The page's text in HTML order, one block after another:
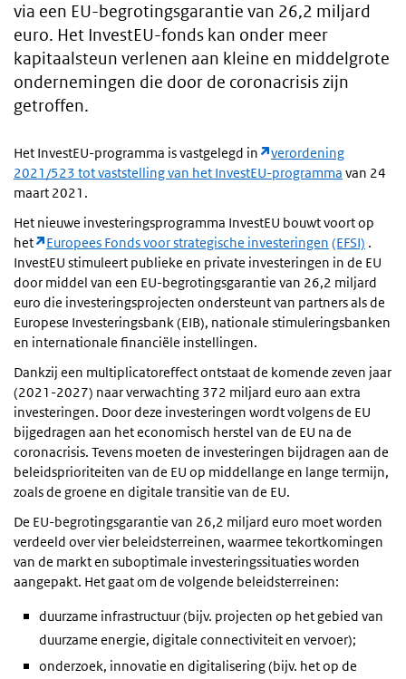
via een EU-begrotingsgarantie van 26,2 miljard
euro. Het InvestEU-fonds kan onder meer
kapitaalsteun verlenen aan kleine en middelgrote
ondernemingen die door de coronacrisis zijn
getroffen.
Het InvestEU-programma is vastgelegd in
verordening
2021/523 tot vaststelling van het InvestEU-programma van 24
maart 2021.
Het nieuwe investeringsprogramma InvestEU bouwt voort op
het
Europees Fonds voor strategische investeringen (EFSI) .
InvestEU stimuleert publieke en private investeringen in de EU
door middel van een EU-begrotingsgarantie van 26,2 miljard
euro die investeringsprojecten ondersteunt van partners als de
Europese Investeringsbank (EIB), nationale stimuleringsbanken
en internationale financiële instellingen.
Dankzij een multiplicatoreffect ontstaat de komende zeven jaar
(2021-2027) naar verwachting 372 miljard euro aan extra
investeringen. Door deze investeringen wordt volgens de EU
bijgedragen aan het economisch herstel van de EU na de
coronacrisis. Tevens moeten de investeringen bijdragen aan de
beleidsprioriteiten van de EU op middellange en lange termijn,
zoals de groene en digitale transitie van de EU.
De EU-begrotingsgarantie van 26,2 miljard euro moet worden
verdeeld over vier beleidsterreinen, waarmee tekortkomingen
van de markt en suboptimale investeringssituaties worden
aangepakt. Het gaat om de volgende beleidsterreinen:
duurzame infrastructuur (bijv. projecten op het gebied van
duurzame energie, digitale connectiviteit en vervoer);
onderzoek, innovatie en digitalisering (bijv. het op de